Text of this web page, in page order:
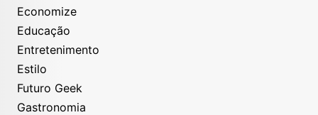
Economize
Educação
Entretenimento
Estilo
Futuro Geek
Gastronomia